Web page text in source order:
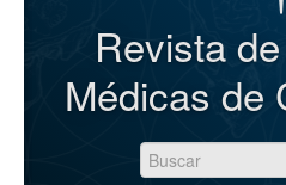
Revista
Médicas de